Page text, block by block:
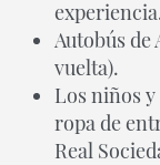
Autobús de
vuelta).
Los niños
ropa de
Real